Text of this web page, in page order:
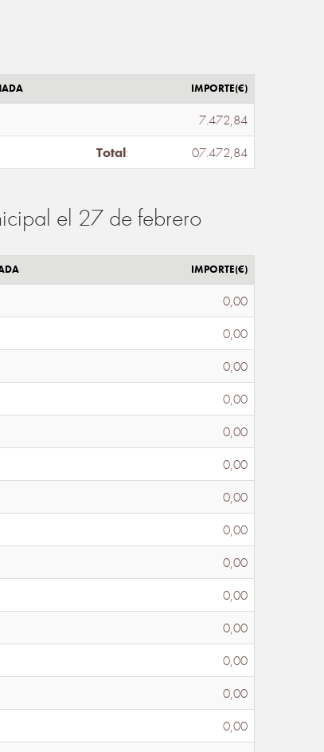
IMPORTE(€)
7.472,84
Total: 07.472,84
el 27 de febrero
IMPORTE(€)
0,00
0,00
0,00
0,00
0,00
0,00
0,00
0,00
0,00
0,00
0,00
0,00
0,00
0,00